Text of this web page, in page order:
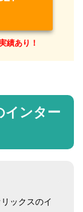
績あり！
インター
ックスのイ